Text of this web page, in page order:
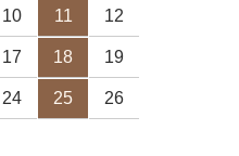
10 11 12
17 18 19
24 25 26